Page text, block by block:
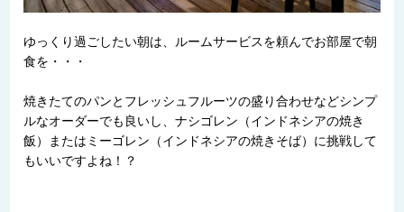
ゆっくり過ごしたい朝は、ルームサービスを頼んでお部屋で朝
食を・・・
焼きたてのパンとフレッシュフルーツの盛り合わせなどシンプ
ルなオーダーでも良いし、ナシゴレン（インドネシアの焼き
飯）またはミーゴレン（インドネシアの焼きそば）に挑戦して
もいいですよね！？